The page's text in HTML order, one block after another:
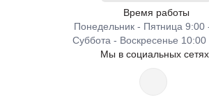
Время работы
Понедельник - Пятница 9:00
Суббота - Воскресенье
Мы в социальных